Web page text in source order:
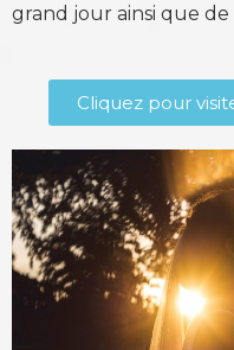
grand jour ainsi que de
Cliquez pour